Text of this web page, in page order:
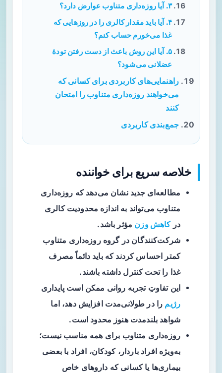
۳. آیا روزه‌داری متناوب عوارض دارد؟
۴. آیا باید مقدار کالری را در روزهایی که
غذا می‌خورم حساب کنم؟
۵. آیا این روش باعث از دست رفتن تودهٔ
عضلانی می‌شود؟
راهنمایی‌های کاربردی برای کسانی که
می‌خواهند روزه‌داری متناوب را امتحان
کنند
جمع‌بندی کاربردی
خلاصه سریع برای خواننده
مطالعه‌ای جدید نشان می‌دهد که روزه‌داری
متناوب می‌تواند به اندازه محدودیت کالری
درکاهش وزن مؤثر باشد.
شرکت‌کنندگان در گروه روزه‌داری متناوب
کمتر احساس کردند که باید دائماً مصرف
غذا را تحت کنترل داشته باشند.
این تفاوتِ تجربه روانی ممکن است پایداری
رژیم را در طولانی‌مدت افزایش دهد، اما
شواهد بلندمدت هنوز محدود است.
روزه‌داری متناوب برای همه مناسب نیست؛
به‌ویژه افراد باردار، کودکان، افراد با بعضی
بیماری‌ها یا کسانی که داروهای خاص